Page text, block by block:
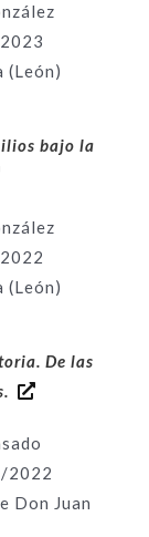
(León)
bajo la
(León)
De las
2022
Don Juan